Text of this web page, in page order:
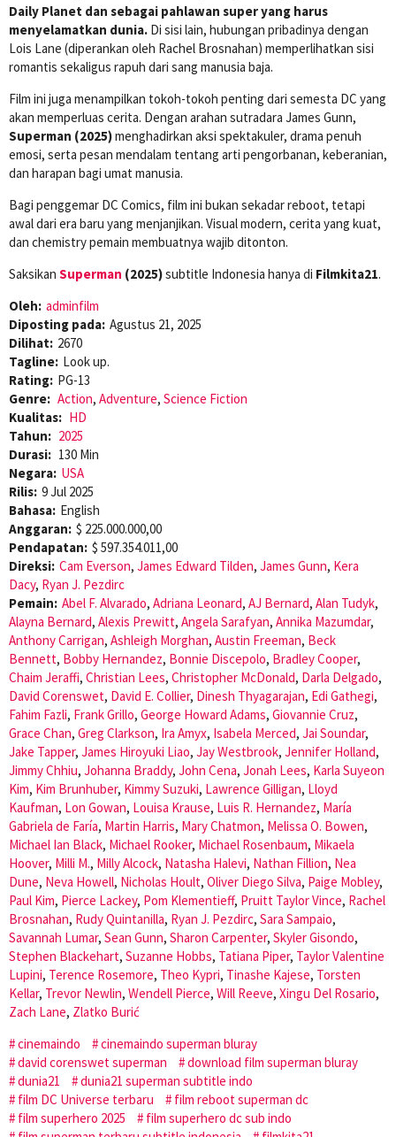
Daily Planet dan sebagai pahlawan super yang harus
menyelamatkan dunia. Di sisi lain, hubungan pribadinya dengan
Lois Lane (diperankan oleh Rachel Brosnahan) memperlihatkan sisi
romantis sekaligus rapuh dari sang manusia baja.
Film ini juga menampilkan tokoh-tokoh penting dari semesta DC yang
akan memperluas cerita. Dengan arahan sutradara James Gunn,
Superman (2025)menghadirkan aksi spektakuler, drama penuh
emosi, serta pesan mendalam tentang arti pengorbanan, keberanian,
dan harapan bagi umat manusia.
Bagi penggemar DC Comics, film ini bukan sekadar reboot, tetapi
awal dari era baru yang menjanjikan. Visual modern, cerita yang kuat,
dan chemistry pemain membuatnya wajib ditonton.
Saksikan Superman (2025)subtitle Indonesia hanya di Filmkita21.
Oleh: adminfilm
Diposting pada: Agustus 21, 2025
Dilihat: 2670
Tagline: Look up.
Rating: PG-13
Genre: Action, Adventure, Science Fiction
Kualitas: HD
Tahun: 2025
Durasi: 130 Min
Negara: USA
Rilis: 9 Jul 2025
Bahasa: English
Anggaran: $ 225.000.000,00
Pendapatan: $ 597.354.011,00
Direksi: Cam Everson, James Edward Tilden, James Gunn, Kera
Dacy, Ryan J. Pezdirc
Pemain: Abel F. Alvarado, Adriana Leonard, AJ Bernard, Alan Tudyk,
Alayna Bernard, Alexis Prewitt, Angela Sarafyan, Annika Mazumdar,
Anthony Carrigan, Ashleigh Morghan, Austin Freeman, Beck
Bennett, Bobby Hernandez, Bonnie Discepolo, Bradley Cooper,
Chaim Jeraffi, Christian Lees, Christopher McDonald, Darla Delgado,
David Corenswet, David E. Collier, Dinesh Thyagarajan, Edi Gathegi,
Fahim Fazli, Frank Grillo, George Howard Adams, Giovannie Cruz,
Grace Chan, Greg Clarkson, Ira Amyx, Isabela Merced, Jai Soundar,
Jake Tapper, James Hiroyuki Liao, Jay Westbrook, Jennifer Holland,
Jimmy Chhiu, Johanna Braddy, John Cena, Jonah Lees, Karla Suyeon
Kim, Kim Brunhuber, Kimmy Suzuki, Lawrence Gilligan, Lloyd
Kaufman, Lon Gowan, Louisa Krause, Luis R. Hernandez, María
Gabriela de Faría, Martin Harris, Mary Chatmon, Melissa O. Bowen,
Michael Ian Black, Michael Rooker, Michael Rosenbaum, Mikaela
Hoover, Milli M., Milly Alcock, Natasha Halevi, Nathan Fillion, Nea
Dune, Neva Howell, Nicholas Hoult, Oliver Diego Silva, Paige Mobley,
Paul Kim, Pierce Lackey, Pom Klementieff, Pruitt Taylor Vince, Rachel
Brosnahan, Rudy Quintanilla, Ryan J. Pezdirc, Sara Sampaio,
Savannah Lumar, Sean Gunn, Sharon Carpenter, Skyler Gisondo,
Stephen Blackehart, Suzanne Hobbs, Tatiana Piper, Taylor Valentine
Lupini, Terence Rosemore, Theo Kypri, Tinashe Kajese, Torsten
Kellar, Trevor Newlin, Wendell Pierce, Will Reeve, Xingu Del Rosario,
Zach Lane, Zlatko Burić
cinemaindo
cinemaindo superman bluray
david corenswet superman
download film superman bluray
dunia21
dunia21 superman subtitle indo
film DC Universe terbaru
film reboot superman dc
film superhero 2025
film superhero dc sub indo